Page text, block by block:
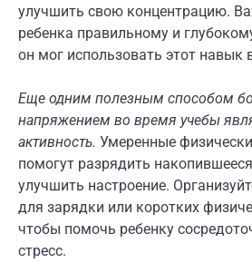
улучшить свою концентрацию.
ребенка правильному и
он мог использовать этот навык
Еще одним полезным способом
напряжением во время учебы
активность. Умеренные
помогут разрядить
улучшить настроение.
для зарядки или коротких
чтобы помочь ребенку
стресс.